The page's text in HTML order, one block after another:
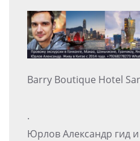
Barry Boutique Hotel
.
Юрлов Александр гид